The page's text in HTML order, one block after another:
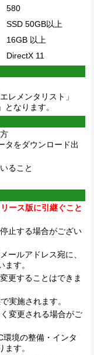
580
SSD 50GB以上
16GB 以上
DirectX 11
レメンタリスト」
となります。
をダウンロード出
ること
ース版に引継ぐこと
止する場合がござい
ールアドレス宛に、
す。
更することはできま
実施されます。
変更される場合がご
境の整備・インタ
す。